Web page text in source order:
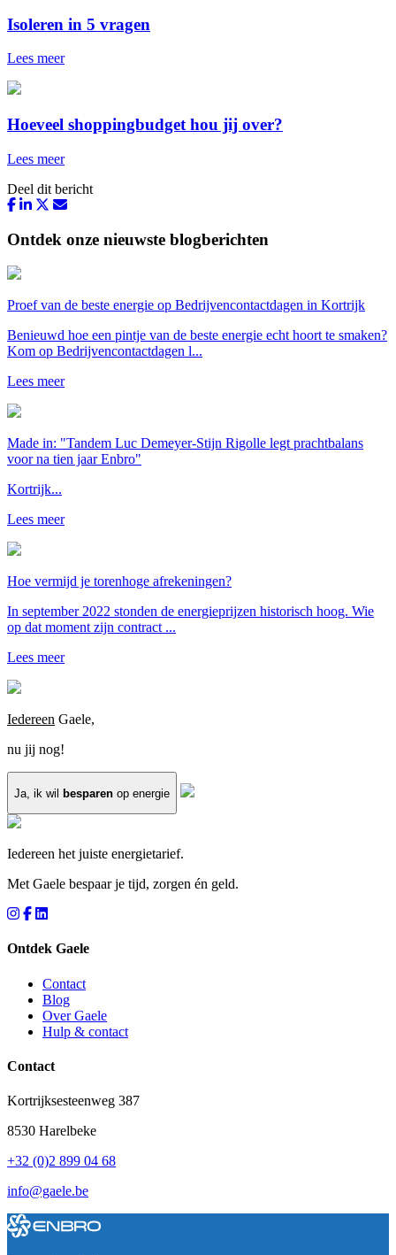
Isoleren in 5 vragen
Lees meer
Hoeveel shoppingbudget hou jij over?
Lees meer
Deel dit bericht
Ontdek onze nieuwste blogberichten
Proef van de beste energie op Bedrijvencontactdagen in Kortrijk
Benieuwd hoe een pintje van de beste energie echt hoort te smaken?
Kom op Bedrijvencontactdagen l...
Lees meer
Made in: "Tandem Luc Demeyer-Stijn Rigolle legt prachtbalans
voor na tien jaar Enbro"
Kortrijk...
Lees meer
Hoe vermijd je torenhoge afrekeningen?
In september 2022 stonden de energieprijzen historisch hoog. Wie
op dat moment zijn contract ...
Lees meer
Iedereen Gaele,
nu jij nog!
Ja, ik wil besparen op energie
Iedereen het juiste energietarief.
Met Gaele bespaar je tijd, zorgen én geld.
Ontdek Gaele
Contact
Blog
Over Gaele
Hulp & contact
Contact
Kortrijksesteenweg 387
8530 Harelbeke
+32 (0)2 899 04 68
info@gaele.be